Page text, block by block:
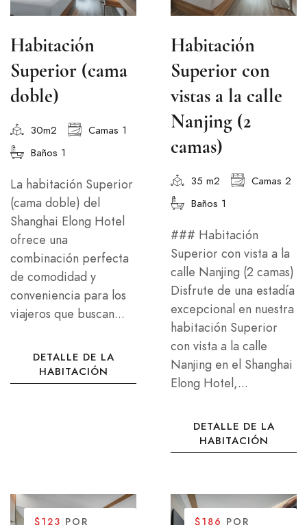
Habitación
Superior (cama
doble)
30m2
Camas 1
Baños 1
La habitación Superior
(cama doble) del
Shanghai Elong Hotel
ofrece una
combinación perfecta
de comodidad y
conveniencia para los
viajeros que buscan...
DETALLE DE LA
HABITACIÓN
Habitación
Superior con
vistas a la calle
Nanjing (2
camas)
35 m2
Camas 2
Baños 1
### Habitación
Superior con vista a la
calle Nanjing (2 camas)
Disfrute de una estadía
excepcional en nuestra
habitación Superior
con vista a la calle
Nanjing en el Shanghai
Elong Hotel,...
DETALLE DE LA
HABITACIÓN
$123 POR
$186 POR